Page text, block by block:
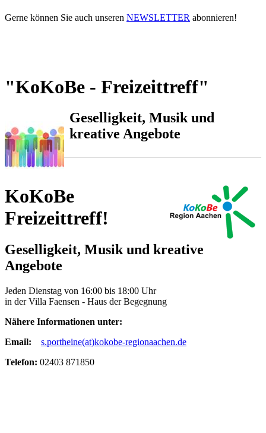
Gerne können Sie auch unseren NEWSLETTER abonnieren!
"KoKoBe - Freizeittreff"
Geselligkeit, Musik und
kreative Angebote
KoKoBe
Freizeittreff!
Geselligkeit, Musik und kreative
Angebote
Jeden Dienstag von 16:00 bis 18:00 Uhr
in der Villa Faensen - Haus der Begegnung
Nähere Informationen unter:
Email: s.portheine(at)kokobe-regionaachen.de
Telefon: 02403 871850